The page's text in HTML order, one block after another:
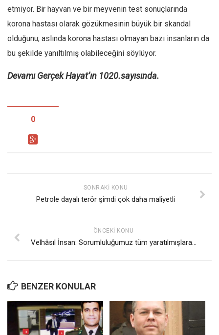
Türkiye
Siyaset
Dünya
Avrupa
Asya
etmiyor. Bir hayvan ve bir meyvenin test sonuçlarında
korona hastası olarak gözükmesinin büyük bir skandal
olduğunu; aslında korona hastası olmayan bazı insanların da
bu şekilde yanıltılmış olabileceğini söylüyor.
Devamı Gerçek Hayat’ın 1020.sayısında.
0
SONRAKI KONU
Petrole dayalı terör şimdi çok daha maliyetli
ÖNCEKI KONU
Velhâsıl İnsan: Sorumluluğumuz tüm yaratılmışlara…
BENZER KONULAR